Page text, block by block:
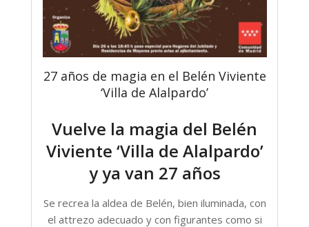
27 años de magia en el Belén Viviente
‘Villa de Alalpardo’
Vuelve la magia del Belén
Viviente ‘Villa de Alalpardo’
y ya van 27 años
Se recrea la aldea de Belén, bien iluminada, con
el attrezo adecuado y con figurantes como si